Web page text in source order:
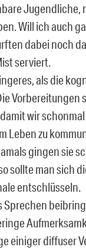
Jugendliche,
Will ich auch
dabei noch
serviert.
als die
wir
zu
gingen sie
sollte man sich
entschlüsseln.
Sprechen
einiger diffuser